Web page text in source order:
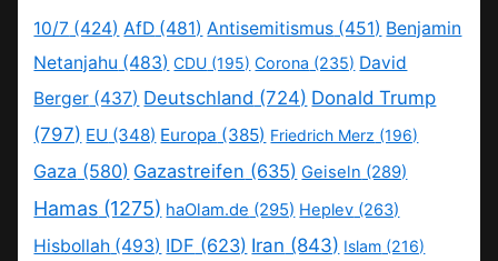
10/7 (424) AfD (481) Antisemitismus (451) Benjamin
Netanjahu (483) CDU (195) Corona (235) David
Berger (437) Deutschland (724) Donald Trump
(797) EU (348) Europa (385) Friedrich Merz (196)
Gaza (580) Gazastreifen (635) Geiseln (289)
Hamas (1275) haOlam.de (295) Heplev (263)
Hisbollah (493) IDF (623) Iran (843) Islam (216)